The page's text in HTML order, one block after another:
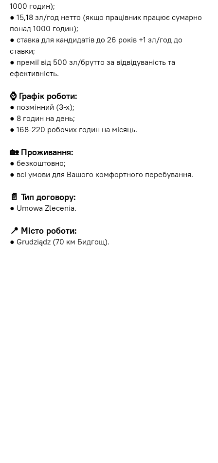
1000 годин);
● 15,18 зл/год нетто (якщо працівник працює сумарно
понад 1000 годин);
● ставка для кандидатів до 26 років +1 зл/год до
ставки;
● премії від 500 зл/брутто за відвідуваність та
ефективність.
⌚️ Графік роботи:
● позмінний (3-х);
● 8 годин на день;
● 168-220 робочих годин на місяць.
🏡 Проживання:
● безкоштовно;
● всі умови для Вашого комфортного перебування.
📄 Тип договору:
● Umowa Zlecenia.
📍 Місто роботи:
● Grudziądz (70 км Бидгощ).